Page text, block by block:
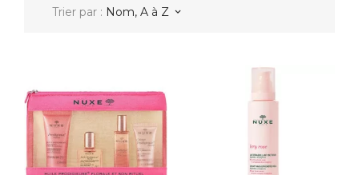
Trier par : Nom, A à Z keyboard_arrow_down